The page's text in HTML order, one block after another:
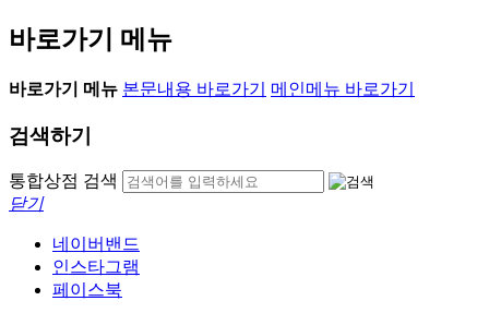
바로가기 메뉴
바로가기 메뉴 본문내용 바로가기 메인메뉴 바로가기
검색하기
통합상점 검색
닫기
네이버밴드
인스타그램
페이스북